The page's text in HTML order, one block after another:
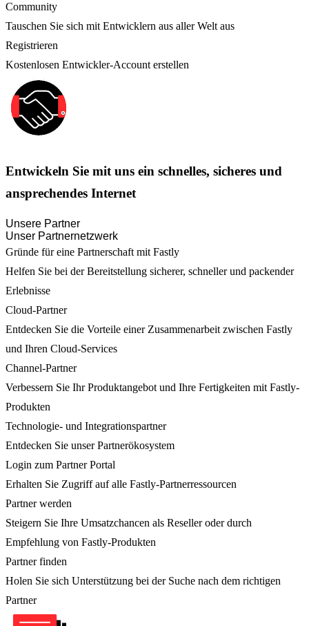
Community
Tauschen Sie sich mit Entwicklern aus aller Welt aus
Registrieren
Kostenlosen Entwickler-Account erstellen
Entwickeln Sie mit uns ein schnelles, sicheres und
ansprechendes Internet
Unsere Partner
Unser Partnernetzwerk
Gründe für eine Partnerschaft mit Fastly
Helfen Sie bei der Bereitstellung sicherer, schneller und packender
Erlebnisse
Cloud-Partner
Entdecken Sie die Vorteile einer Zusammenarbeit zwischen Fastly
und Ihren Cloud-Services
Channel-Partner
Verbessern Sie Ihr Produktangebot und Ihre Fertigkeiten mit Fastly-
Produkten
Technologie- und Integrationspartner
Entdecken Sie unser Partnerökosystem
Login zum Partner Portal
Erhalten Sie Zugriff auf alle Fastly-Partnerressourcen
Partner werden
Steigern Sie Ihre Umsatzchancen als Reseller oder durch
Empfehlung von Fastly-Produkten
Partner finden
Holen Sie sich Unterstützung bei der Suche nach dem richtigen
Partner